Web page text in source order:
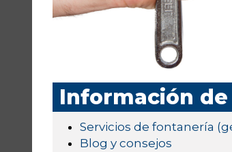
Información
Servicios de fontanería
Blog y consejos